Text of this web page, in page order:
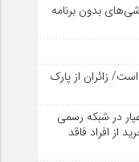
بدون برنامه
زائران از پارک
در شبکه رسمی
از افراد فاقد